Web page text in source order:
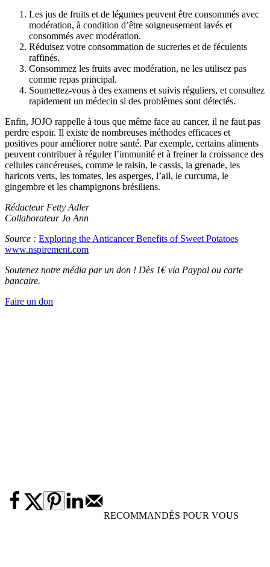
Les jus de fruits et de légumes peuvent être consommés avec
modération, à condition d’être soigneusement lavés et
consommés avec modération.
Réduisez votre consommation de sucreries et de féculents
raffinés.
Consommez les fruits avec modération, ne les utilisez pas
comme repas principal.
Soumettez-vous à des examens et suivis réguliers, et consultez
rapidement un médecin si des problèmes sont détectés.
Enfin, JOJO rappelle à tous que même face au cancer, il ne faut pas
perdre espoir. Il existe de nombreuses méthodes efficaces et
positives pour améliorer notre santé. Par exemple, certains aliments
peuvent contribuer à réguler l’immunité et à freiner la croissance des
cellules cancéreuses, comme le raisin, le cassis, la grenade, les
haricots verts, les tomates, les asperges, l’ail, le curcuma, le
gingembre et les champignons brésiliens.
Rédacteur Fetty Adler
Collaborateur Jo Ann
Source : Exploring the Anticancer Benefits of Sweet Potatoes
www.nspirement.com
Soutenez notre média par un don ! Dès 1€ via Paypal ou carte
bancaire.
Faire un don
RECOMMANDÉS POUR VOUS